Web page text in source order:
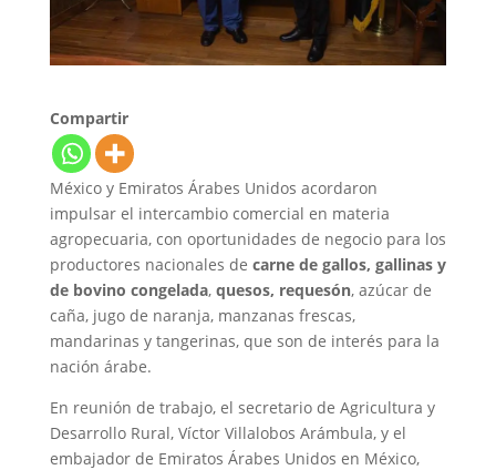
Compartir
México y Emiratos Árabes Unidos acordaron
impulsar el intercambio comercial en materia
agropecuaria, con oportunidades de negocio para los
productores nacionales de carne de gallos, gallinas y
de bovino congelada, quesos, requesón, azúcar de
caña, jugo de naranja, manzanas frescas,
mandarinas y tangerinas, que son de interés para la
nación árabe.
En reunión de trabajo, el secretario de Agricultura y
Desarrollo Rural, Víctor Villalobos Arámbula, y el
embajador de Emiratos Árabes Unidos en México,